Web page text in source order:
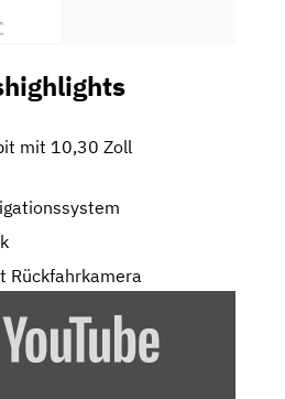
mit 10,30 Zoll
Rückfahrkamera